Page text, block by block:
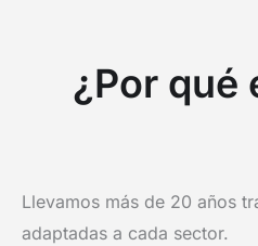
¿Por qué
Llevamos más de 20 años
adaptadas a cada sector.